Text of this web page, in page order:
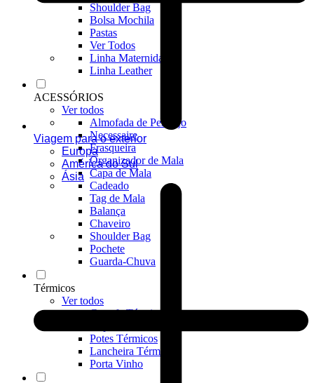
Shoulder Bag
Bolsa Mochila
Pastas
Ver Todos
Linha Maternidade
Linha Leather
ACESSÓRIOS
Ver todos
Almofada de Pescoço
Necessaire
Frasqueira
Organizador de Mala
Capa de Mala
Cadeado
Tag de Mala
Balança
Chaveiro
Shoulder Bag
Pochete
Guarda-Chuva
Térmicos
Ver todos
Garrafa Térmica
Potes Térmicos
Lancheira Térmica
Porta Vinho
Viagem para o exterior
Europa
América do Sul
Ásia